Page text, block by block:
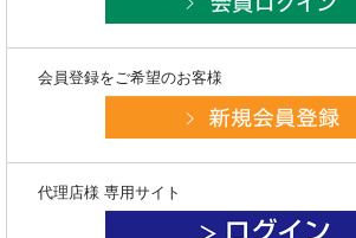
会員登録をご希望のお客様
代理店様 専用サイト